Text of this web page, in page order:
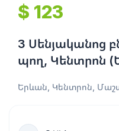
$ 123
3 Սենյականոց
պող, Կենտրոն
Երևան, Կենտրոն,